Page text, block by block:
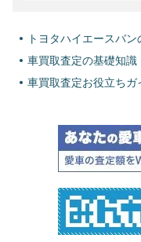
トヨタハイエースバ
車買取査定の基礎知識
車買取査定お役立ちガ